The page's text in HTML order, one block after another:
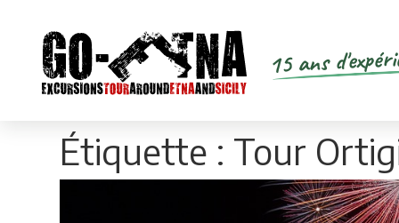
15 ans
Étiquette : Tour